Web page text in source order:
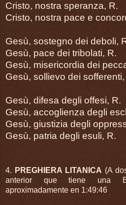
Cristo, nostra speranza, R.
Cristo, nostra pace e
Gesù, sostegno dei deboli,
Gesù, pace dei tribolati, R.
Gesù, misericordia dei
Gesù, sollievo dei sofferenti,
Gesù, difesa degli offesi, R.
Gesù, accoglienza degli
Gesù, giustizia degli
Gesù, patria degli esuli, R.
4. PREGHIERA LITANICA (A
anterior que tiene una
aproximadamente en 1:49:46